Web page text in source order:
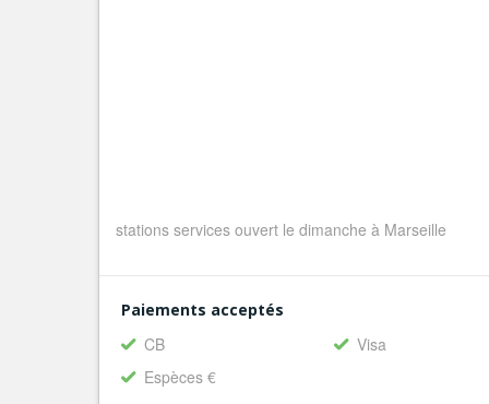
stations services ouvert le dimanche à Marseille
Paiements acceptés
CB
Visa
Espèces €